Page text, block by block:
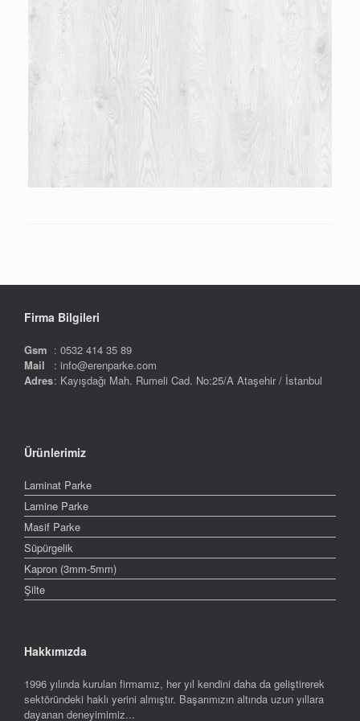
Firma Bilgileri
Gsm : 0532 414 35 89
Mail
: info@erenparke.com
Adres: Kayışdağı Mah. Rumeli Cad. No:25/A Ataşehir / İstanbul
Ürünlerimiz
Laminat Parke
Lamine Parke
Masif Parke
Süpürgelik
Kapron (3mm-5mm)
Şilte
Hakkımızda
1996 yılında kurulan firmamız, her yıl kendini daha da geliştirerek
sektöründeki haklı yerini almıştır. Başarımızın altında uzun yıllara
dayanan deneyimimiz...